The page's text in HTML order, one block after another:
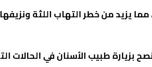
يزيد من خطر التهاب اللثة
طبيب الأسنان في الحالات